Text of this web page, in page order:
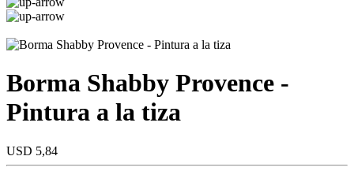
Borma Shabby Provence -
Pintura a la tiza
USD 5,84